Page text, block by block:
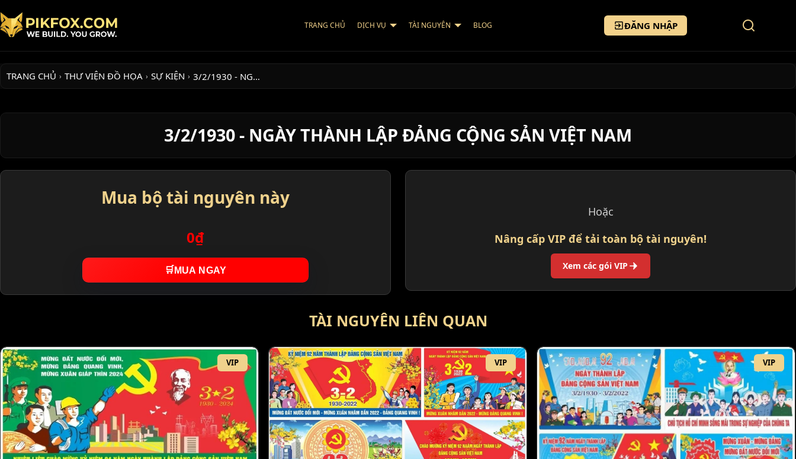
TRANG CHỦ DỊCH VỤ TÀI NGUYÊN BLOG ĐĂNG NHẬP
TRANG CHỦ › THƯ VIỆN ĐỒ HỌA › SỰ KIỆN › 3/2/1930 - NG…
3/2/1930 - NGÀY THÀNH LẬP ĐẢNG CỘNG SẢN VIỆT NAM
Mua bộ tài nguyên này
0₫
🛒 MUA NGAY
Hoặc
Nâng cấp VIP để tải toàn bộ tài nguyên!
Xem các gói VIP
TÀI NGUYÊN LIÊN QUAN
VIP VIP VIP